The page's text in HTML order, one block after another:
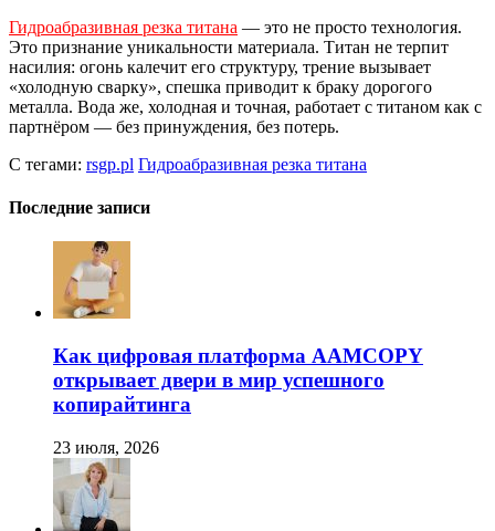
Гидроабразивная резка титана — это не просто технология.
Это признание уникальности материала. Титан не терпит
насилия: огонь калечит его структуру, трение вызывает
«холодную сварку», спешка приводит к браку дорогого
металла. Вода же, холодная и точная, работает с титаном как с
партнёром — без принуждения, без потерь.
С тегами: rsgp.pl Гидроабразивная резка титана
Последние записи
Как цифровая платформа AAMCOPY
открывает двери в мир успешного
копирайтинга
23 июля, 2026